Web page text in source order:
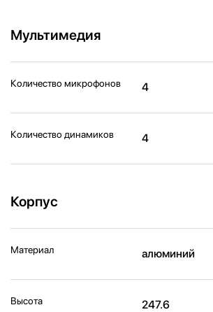
Мультимедия
Количество микрофонов 4
Количество динамиков 4
Корпус
Материал алюминий
Высота 247.6